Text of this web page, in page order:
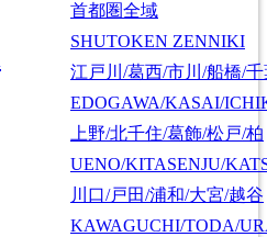
首都圏全域
SHUTOKEN ZENNIKI
江戸川/葛西/市川/船橋/千
EDOGAWA/KASAI/
上野/北千住/葛飾/松戸/柏
UENO/KITASENJU/
川口/戸田/浦和/大宮/越谷
KAWAGUCHI/TODA/